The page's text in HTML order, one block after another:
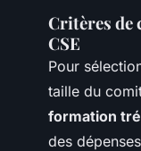
Critères de
CSE
Pour
taille du
formation
des